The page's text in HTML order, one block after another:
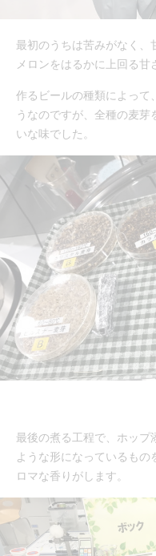
最初のうちは苦みがなく、
メロンをはるかに上回る甘
作るビールの種類によって
うなのですが、全種の麦
いな味でした。
最後の煮る工程で、ホップ
ような形になっているも
ロマな香りがします。